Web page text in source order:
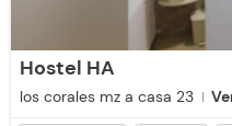
Hostel HA
los corales mz a casa 23